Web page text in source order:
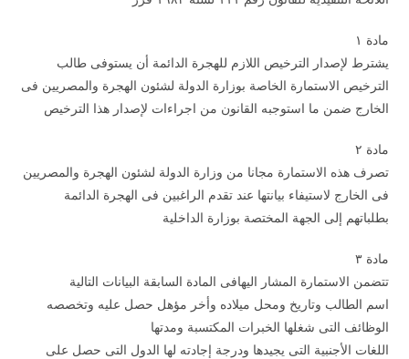
مادة ۱
يشترط لإصدار الترخيص اللازم للهجرة الدائمة أن يستوفى طالب
الترخيص الاستمارة الخاصة بوزارة الدولة لشئون الهجرة والمصريين فى
الخارج ضمن ما استوجبه القانون من اجراءات لإصدار هذا الترخيص
مادة ۲
تصرف هذه الاستمارة مجانا من وزارة الدولة لشئون الهجرة والمصريين
فى الخارج لاستيفاء بيانتها عند تقدم الراغبين فى الهجرة الدائمة
بطلباتهم إلى الجهة المختصة بوزارة الداخلية
مادة ۳
تتضمن الاستمارة المشار اليهافى المادة السابقة البيانات التالية
اسم الطالب وتاريخ ومحل ميلاده وأخر مؤهل حصل عليه وتخصصه
الوظائف التى شغلها الخبرات المكتسبة ومدتها
اللغات الأجنبية التى يجيدها ودرجة إجادته لها الدول التى حصل على